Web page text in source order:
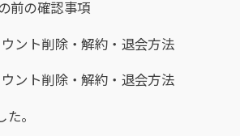
前の確認事項
ント削除・解約・退会方法
ント削除・解約・退会方法
。